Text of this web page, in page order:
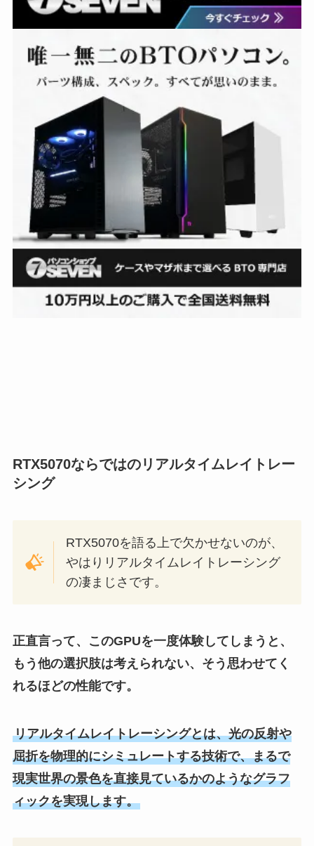
RTX5070ならではのリアルタイムレイトレー
シング
RTX5070を語る上で欠かせないのが、
やはりリアルタイムレイトレーシング
の凄まじさです。
正直言って、このGPUを一度体験してしまうと、
もう他の選択肢は考えられない、そう思わせてく
れるほどの性能です。
リアルタイムレイトレーシングとは、光の反射や
屈折を物理的にシミュレートする技術で、まるで
現実世界の景色を直接見ているかのようなグラフ
ィックを実現します。